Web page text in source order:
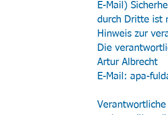
E-Mail)
durch Dritte ist
Hinweis zur
Die
Artur Albrecht
E-Mail: apa-